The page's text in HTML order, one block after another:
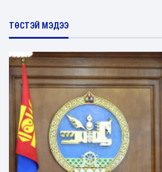
ТӨСТЭЙ МЭДЭЭ